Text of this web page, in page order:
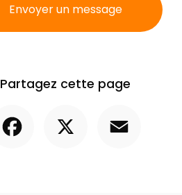
Envoyer un message
Partagez cette page